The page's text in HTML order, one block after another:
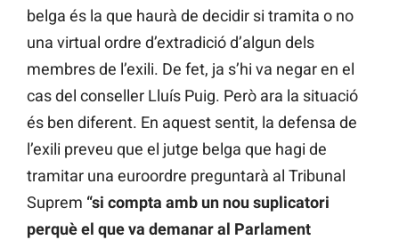
belga és la que haurà de decidir si tramita o no
una virtual ordre d’extradició d’algun dels
membres de l’exili. De fet, ja s’hi va negar en el
cas del conseller Lluís Puig. Però ara la situació
és ben diferent. En aquest sentit, la defensa de
l’exili preveu que el jutge belga que hagi de
tramitar una euroordre preguntarà al Tribunal
Suprem “si compta amb un nou suplicatori
perquè el que va demanar al Parlament